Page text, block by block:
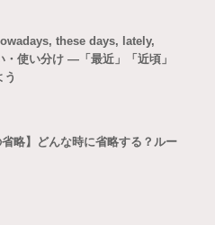
these days, lately,
使い分け ―「最近」「近頃」
う
省略】どんな時に省略する？ルー